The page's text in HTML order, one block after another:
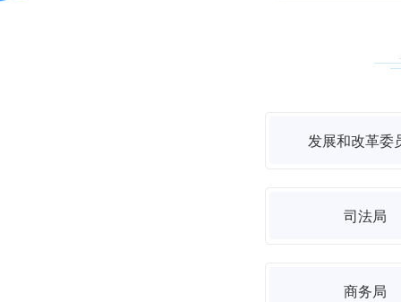
发展和改革委
司法局
商务局